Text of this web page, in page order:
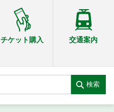
チケット購入 交通案内
検索